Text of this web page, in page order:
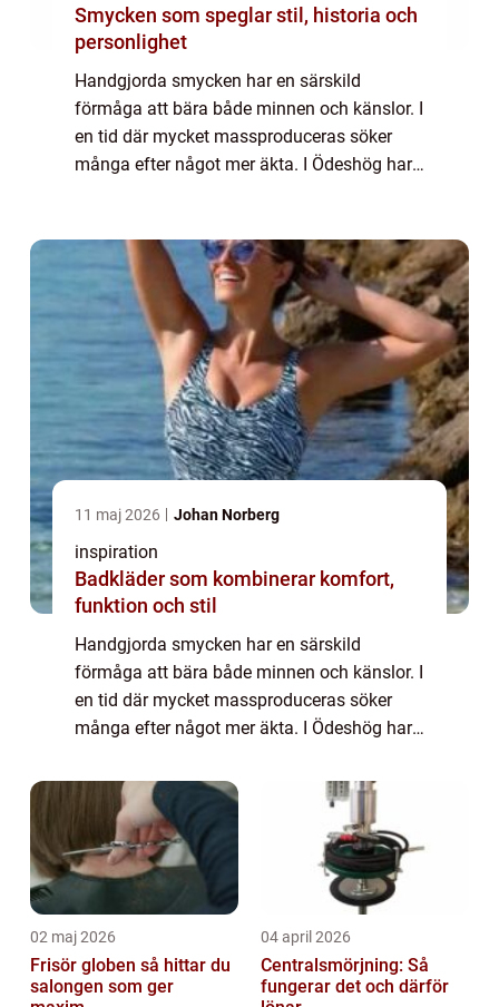
Smycken som speglar stil, historia och
personlighet
Handgjorda smycken har en särskild
förmåga att bära både minnen och känslor. I
en tid där mycket massproduceras söker
många efter något mer äkta. I Ödeshög har
materialen, kun...
11 maj 2026 Johan Norberg
inspiration
Badkläder som kombinerar komfort,
funktion och stil
Handgjorda smycken har en särskild
förmåga att bära både minnen och känslor. I
en tid där mycket massproduceras söker
många efter något mer äkta. I Ödeshög har
lokala guldsmeder som arbetar nära
materialen, kun...
02 maj 2026
Frisör globen så hittar du
salongen som ger
04 april 2026
Centralsmörjning: Så
fungerar det och därför